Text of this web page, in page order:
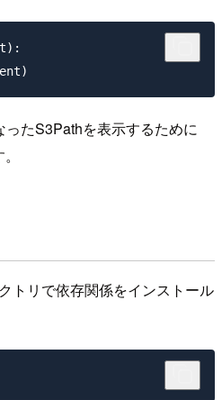
たS3Pathを表示するために
トリで依存関係をインストール